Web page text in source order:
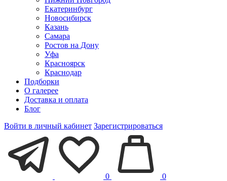
Екатеринбург
Новосибирск
Казань
Самара
Ростов на Дону
Уфа
Красноярск
Краснодар
Подборки
О галерее
Доставка и оплата
Блог
Войти в личный кабинет Зарегистрироваться
0
0